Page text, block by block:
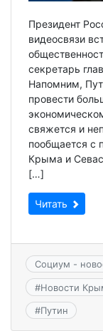
Президент
видеосвязи
секретарь
Напомним,
провести
свяжется и
пообщается с
Крыма и
[…]
Читать
Социум -
#Новости
#Путин